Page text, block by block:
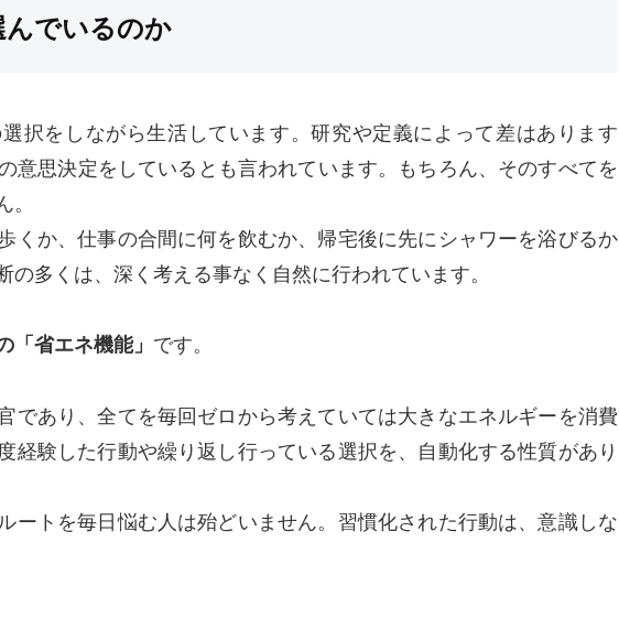
んでいるのか
択をしながら生活しています。研究や定義によって差はあります
意思決定をしているとも言われています。もちろん、そのすべてを
。
くか、仕事の合間に何を飲むか、帰宅後に先にシャワーを浴びるか
の多くは、深く考える事なく自然に行われています。
「省エネ機能」 です。
であり、全てを毎回ゼロから考えていては大きなエネルギーを消費
経験した行動や繰り返し行っている選択を、自動化する性質があり
ートを毎日悩む人は殆どいません。習慣化された行動は、意識しな